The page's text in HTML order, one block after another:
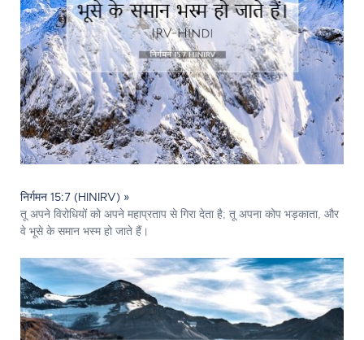
निर्गमन 15:7 (HINIRV) »
तू अपने विरोधियों को अपने महाप्रताप से गिरा देता है; तू अपना कोप भड़काता, और
वे भूसे के समान भस्म हो जाते हैं।